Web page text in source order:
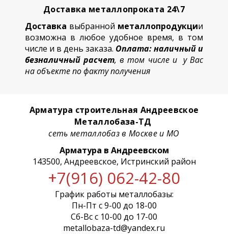
Доставка металлопроката 24\7
Доставка выбранной металлопродукции
возможна в любое удобное время, в том
числе и в день заказа. Оплата: наличный и
безналичный расчет, в том числе и у Вас
на объекте по факту получения
Арматура строительная Андреевское
Металлобаза-ТД
сеть металлобаз в Москве и МО
Арматура в Андреевском
143500, Андреевское, Истринский район
+7(916) 062-42-80
График работы металлобазы:
Пн-Пт с 9-00 до 18-00
Сб-Вс с 10-00 до 17-00
metallobaza-td@yandex.ru